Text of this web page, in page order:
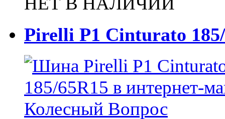
Pirelli P1 Cinturato